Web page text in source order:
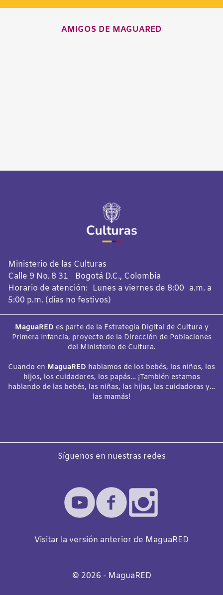
AMIGOS DE MAGUARED
Ministerio de las Culturas
Calle 9 No. 8 31 Bogotá D.C., Colombia
Horario de atención: Lunes a viernes de 8:00 a.m. a
5:00 p.m. (días no festivos)
MaguaRED es parte de la Estrategia Digital de Cultura y
Primera Infancia, proyecto de la Dirección de Poblaciones
del Ministerio de Cultura.
Cuando en MaguaRED hablamos de los bebés, los niños, los
hijos, los cuidadores, los papás… ¡También estamos
hablando de las bebés, las niñas, las hijas, las cuidadoras y…
las mamás!
Síguenos en nuestras redes
Visitar la versión anterior de MaguaRED
©️ 2026 - MaguaRED